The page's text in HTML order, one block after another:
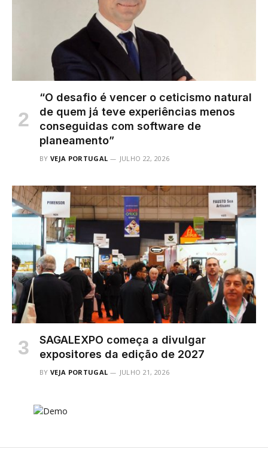
“O desafio é vencer o ceticismo natural
de quem já teve experiências menos
conseguidas com software de
planeamento”
BY VEJA PORTUGAL JULHO 22, 2026
SAGALEXPO começa a divulgar
expositores da edição de 2027
BY VEJA PORTUGAL JULHO 21, 2026